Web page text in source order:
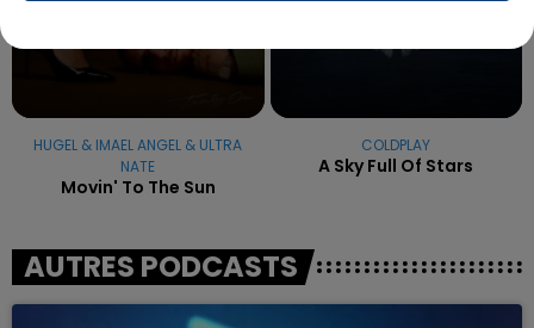
HUGEL & IMAEL ANGEL & ULTRA
NATE
Movin' To The Sun
COLDPLAY
A Sky Full Of Stars
AUTRES PODCASTS